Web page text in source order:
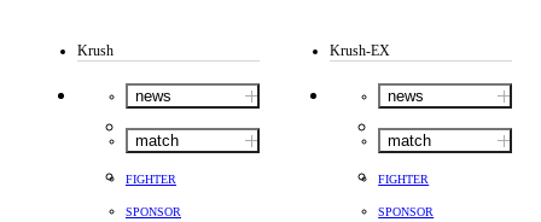
Krush
news
match
FIGHTER
SPONSOR
Krush-EX
news
match
FIGHTER
SPONSOR